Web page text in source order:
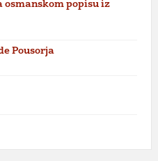
osmanskom popisu iz
Pousorja